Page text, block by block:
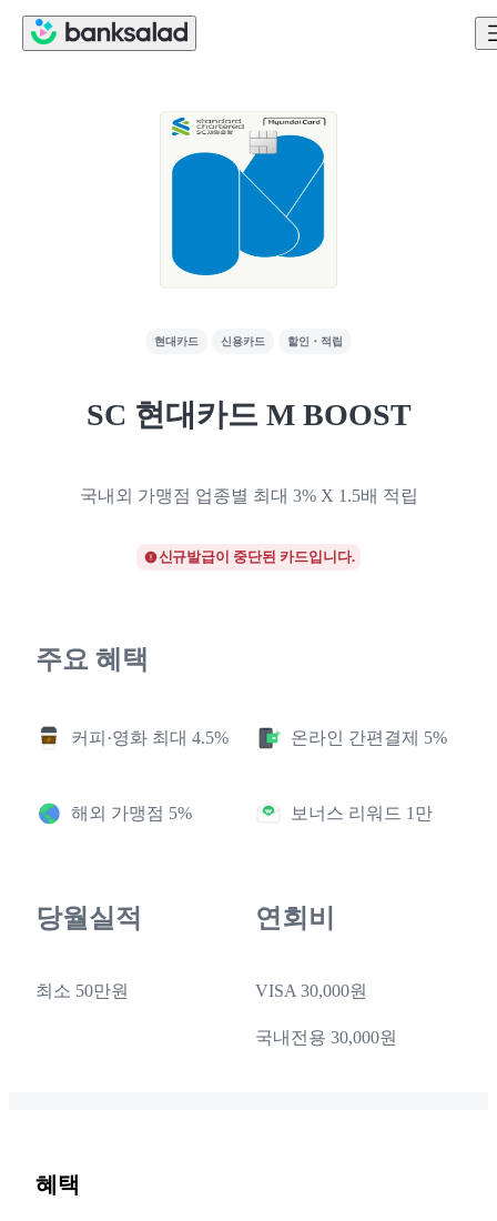
현대카드 신용카드 할인・적립
SC 현대카드 M BOOST
국내외 가맹점 업종별 최대 3% X 1.5배 적립
신규발급이 중단된 카드입니다.
주요 혜택
커피·영화 최대 4.5% 온라인 간편결제 5%
해외 가맹점 5% 보너스 리워드 1만
당월실적
최소 50만원
연회비
VISA 30,000원
국내전용 30,000원
혜택